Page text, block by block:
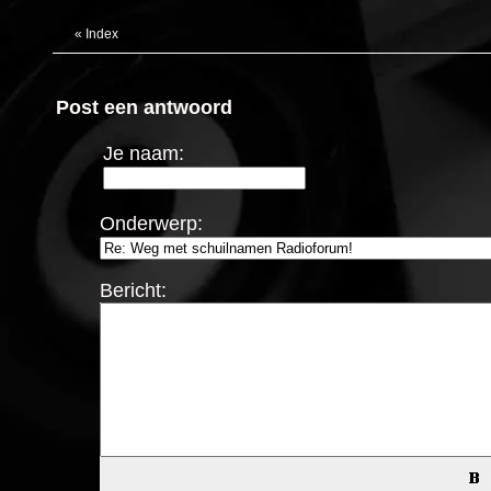
« Index
Post een antwoord
Je naam:
Onderwerp:
Bericht: